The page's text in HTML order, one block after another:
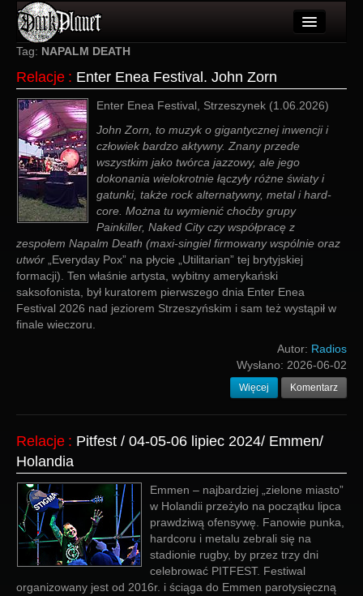
Artykuły
Użytkownicy
Wydarzenia
Galeria
Forum
Więcej
Login
Tag: NAPALM DEATH
Relacje : Enter Enea Festival. John Zorn
Enter Enea Festival, Strzeszynek (1.06.2026)
John Zorn, to muzyk o gigantycznej inwencji i
człowiek bardzo aktywny. Znany przede
wszystkim jako twórca jazzowy, ale jego
dokonania wielokrotnie łączyły różne światy i
gatunki, także rock alternatywny, metal i hard-
core. Można tu wymienić choćby grupy
Painkiller, Naked City czy współpracę z
zespołem Napalm Death (maxi-singiel firmowany wspólnie oraz
utwór
„Everyday Pox” na płycie „Utilitarian” tej brytyjskiej
formacji). Ten właśnie artysta, wybitny amerykański
saksofonista, był kuratorem pierwszego dnia Enter Enea
Festival 2026 nad jeziorem Strzeszyńskim i sam też wystąpił w
finale wieczoru.
Autor: Radios
Wysłano: 2026-06-02
Więcej Komentarz
Relacje : Pitfest / 04-05-06 lipiec 2024/ Emmen/
Holandia
Emmen – najbardziej „zielone miasto”
w Holandii przeżyło na początku lipca
prawdziwą ofensywę. Fanowie punka,
hardcoru i metalu zebrali się na
stadionie rugby, by przez trzy dni
celebrować PITFEST. Festiwal
organizowany jest od 2016r. i ściąga do Emmen parotysięczną